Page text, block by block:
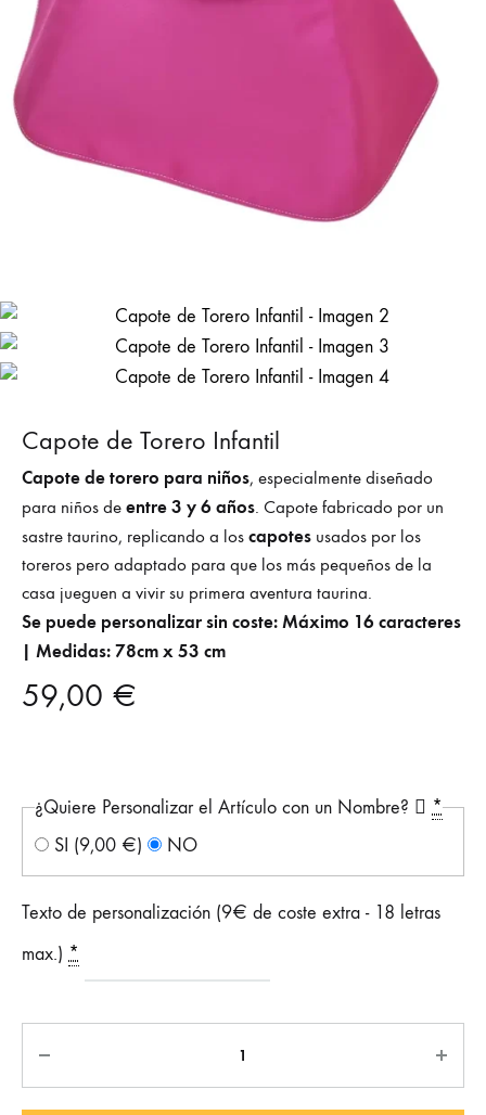
Capote de Torero Infantil
Capote de torero para niños, especialmente diseñado
para niños de entre 3 y 6 años. Capote fabricado por un
sastre taurino, replicando a los capotes usados por los
toreros pero adaptado para que los más pequeños de la
casa jueguen a vivir su primera aventura taurina.
Se puede personalizar sin coste: Máximo 16 caracteres
| Medidas: 78cm x 53 cm
59,00 €
¿Quiere Personalizar el Artículo con un Nombre?
*
SI (9,00 €) NO
Texto de personalización (9€ de coste extra - 18 letras
max.) *